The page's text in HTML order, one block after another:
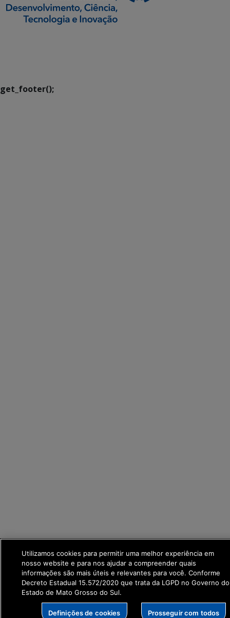
get_footer();
Utilizamos cookies para permitir uma melhor experiência em
nosso website e para nos ajudar a compreender quais
informações são mais úteis e relevantes para você. Conforme
Decreto Estadual 15.572/2020 que trata da LGPD no Governo do
Estado de Mato Grosso do Sul.
Definições de cookies Prosseguir com todos